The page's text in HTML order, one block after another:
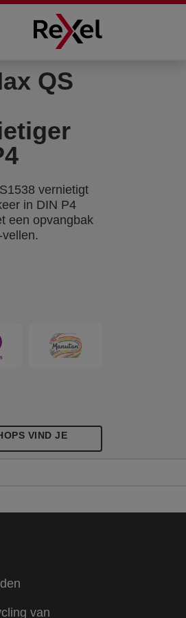
QS
vernietigt
in DIN P4
een opvangbak
VIND JE
van